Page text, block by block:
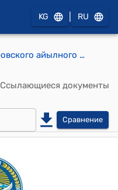
KG RU
Постановление Петровского айылного кенеша от 28 апреля 2023 года № 102-3 "О даче согласия на перевод (трансформацию) земельного участка"
Ссылающиеся документы
Сравнение